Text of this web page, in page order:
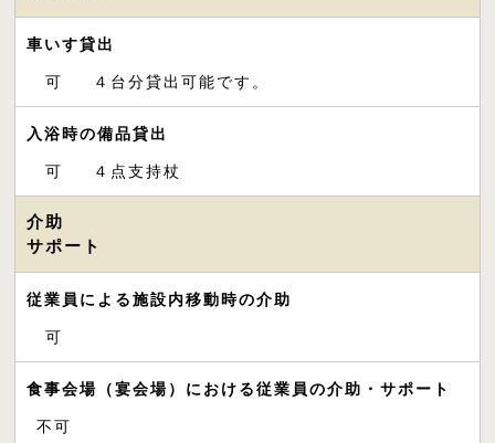
車いす貸出
可 ４台分貸出可能です。
入浴時の備品貸出
可 ４点支持杖
介助
サポート
従業員による施設内移動時の介助
可
食事会場（宴会場）における従業員の介助・サポート
不可